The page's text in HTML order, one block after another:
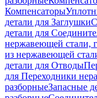
Компенсаторы
детали для Заглушки
детали для
нержавеющей стали,
из нержавеющей
детали для Отводы
для Переходники
разборныеЗапасные